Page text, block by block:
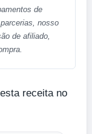
de
nosso
de afiliado,
receita no